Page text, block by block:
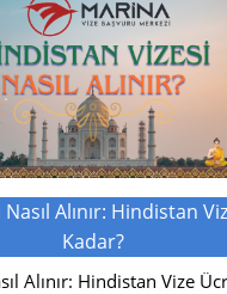
Alınır: Hindistan
Kadar?
Alınır: Hindistan Vize